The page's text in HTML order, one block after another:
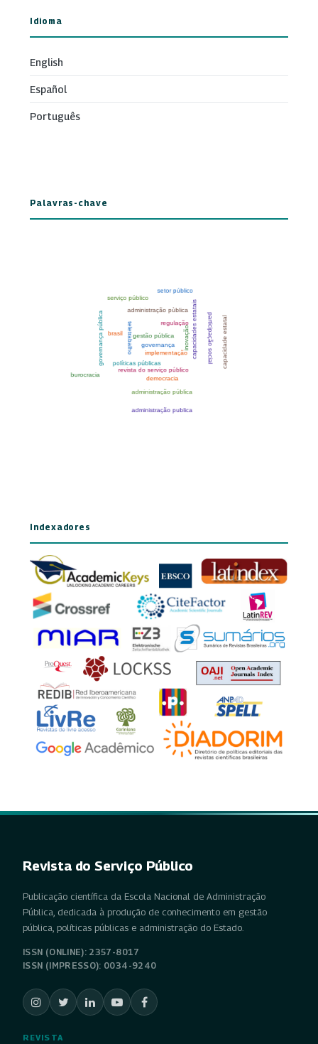
Idioma
English
Español
Português
Palavras-chave
Indexadores
Revista do Serviço Público
Publicação científica da Escola Nacional de Administração
Pública, dedicada à produção de conhecimento em gestão
pública, políticas públicas e administração do Estado.
ISSN (ONLINE): 2357-8017
ISSN (IMPRESSO): 0034-9240
REVISTA